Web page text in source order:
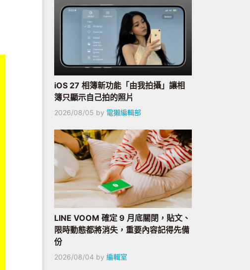
iOS 27 相簿新功能「由我拍攝」讓相
簿只顯示自己拍的照片
2026/08/05 by 電獺編輯部
LINE VOOM 確定 9 月底關閉，貼文、
限時動態都將消失，重要內容記得先備
份
2026/08/04 by 編輯室